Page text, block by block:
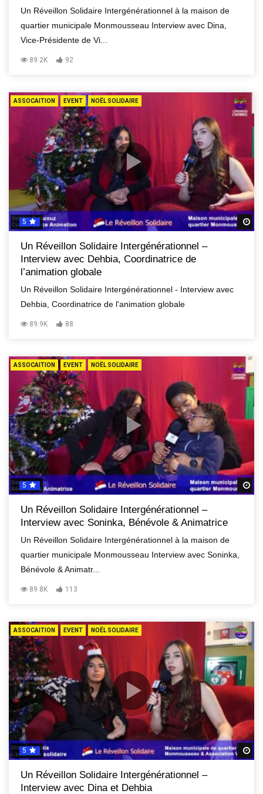
Un Réveillon Solidaire Intergénérationnel à la maison de
quartier municipale Monmousseau Interview avec Dina,
Vice-Présidente de Vi...
89.2K 92
ASSOCAITION EVENT NOËL SOLIDAIRE
5
Un Réveillon Solidaire Intergénérationnel –
Interview avec Dehbia, Coordinatrice de
l’animation globale
Un Réveillon Solidaire Intergénérationnel - Interview avec
Dehbia, Coordinatrice de l'animation globale
89.9K 88
ASSOCAITION EVENT NOËL SOLIDAIRE
5
Un Réveillon Solidaire Intergénérationnel –
Interview avec Soninka, Bénévole & Animatrice
Un Réveillon Solidaire Intergénérationnel à la maison de
quartier municipale Monmousseau Interview avec Soninka,
Bénévole & Animatr...
89.8K 113
ASSOCAITION EVENT NOËL SOLIDAIRE
5
Un Réveillon Solidaire Intergénérationnel –
Interview avec Dina et Dehbia